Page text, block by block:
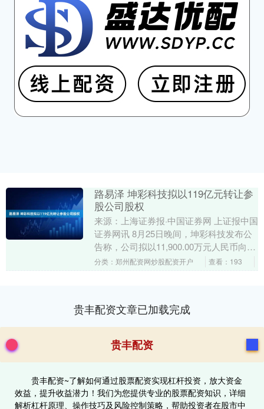
路易泽 坤彩科技拟以119亿元转让参
股公司股权
来源：上海证券报·中国证券网 上证报中国
证券网讯 8月25日晚间，坤彩科技发布公
告称，公司拟以11,900.00万元人民币向浙
江诚航橡胶有限公司转让其持有的参股....
分类：郑州配资网炒股配资开户 查看：193
贵丰配资文章已加载完成
贵丰配资
贵丰配资~了解如何通过股票配资实现杠杆投资，放大资金
效益，提升收益潜力！我们为您提供专业的股票配资知识，详细
解析杠杆原理、操作技巧及风险控制策略，帮助投资者在股市中